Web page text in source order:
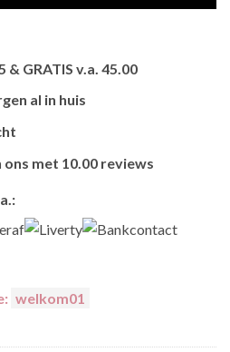
GRATIS v.a. 45.00
worden gratis verzonden.
al in huis
verzonden
met 10.00 reviews
welkom01